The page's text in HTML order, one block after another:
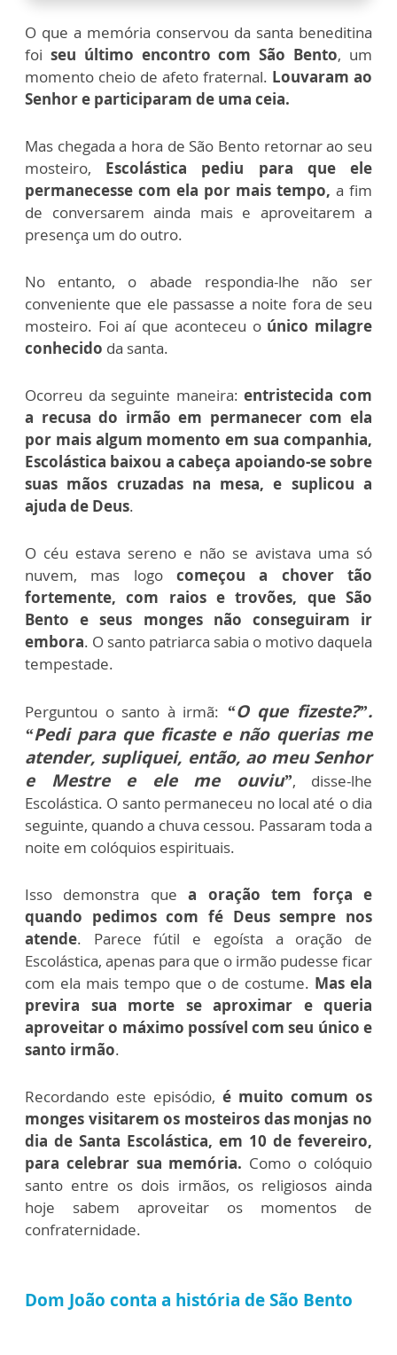
O que a memória conservou da santa beneditina
foi seu último encontro com São Bento, um
momento cheio de afeto fraternal. Louvaram ao
Senhor e participaram de uma ceia.
Mas chegada a hora de São Bento retornar ao seu
mosteiro, Escolástica pediu para que ele
permanecesse com ela por mais tempo, a fim
de conversarem ainda mais e aproveitarem a
presença um do outro.
No entanto, o abade respondia-lhe não ser
conveniente que ele passasse a noite fora de seu
mosteiro. Foi aí que aconteceu o único milagre
conhecido da santa.
Ocorreu da seguinte maneira: entristecida com
a recusa do irmão em permanecer com ela
por mais algum momento em sua companhia,
Escolástica baixou a cabeça apoiando-se sobre
suas mãos cruzadas na mesa, e suplicou a
ajuda de Deus.
O céu estava sereno e não se avistava uma só
nuvem, mas logo começou a chover tão
fortemente, com raios e trovões, que São
Bento e seus monges não conseguiram ir
embora. O santo patriarca sabia o motivo daquela
tempestade.
Perguntou o santo à irmã: “O que fizeste?”.
“Pedi para que ficaste e não querias me
atender, supliquei, então, ao meu Senhor
e Mestre e ele me ouviu”, disse-lhe
Escolástica. O santo permaneceu no local até o dia
seguinte, quando a chuva cessou. Passaram toda a
noite em colóquios espirituais.
Isso demonstra quea oração tem força e
quando pedimos com fé Deus sempre nos
atende. Parece fútil e egoísta a oração de
Escolástica, apenas para que o irmão pudesse ficar
com ela mais tempo que o de costume. Mas ela
previra sua morte se aproximar e queria
aproveitar o máximo possível com seu único e
santo irmão.
Recordando este episódio, é muito comum os
monges visitarem os mosteiros das monjas no
dia de Santa Escolástica, em 10 de fevereiro,
para celebrar sua memória. Como o colóquio
santo entre os dois irmãos, os religiosos ainda
hoje sabem aproveitar os momentos de
confraternidade.
Dom João conta a história de São Bento